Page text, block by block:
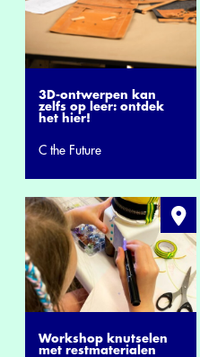
3D-ontwerpen kan
zelfs op leer: ontdek
het hier!
C the Future
Workshop knutselen
met restmaterialen